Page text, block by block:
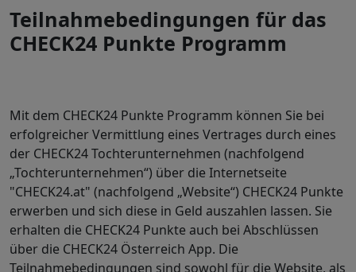
Teilnahmebedingungen für das
CHECK24 Punkte Programm
Mit dem CHECK24 Punkte Programm können Sie bei
erfolgreicher Vermittlung eines Vertrages durch eines
der CHECK24 Tochterunternehmen (nachfolgend
„Tochterunternehmen“) über die Internetseite
"CHECK24.at" (nachfolgend „Website“) CHECK24 Punkte
erwerben und sich diese in Geld auszahlen lassen. Sie
erhalten die CHECK24 Punkte auch bei Abschlüssen
über die CHECK24 Österreich App. Die
Teilnahmebedingungen sind sowohl für die Website, als